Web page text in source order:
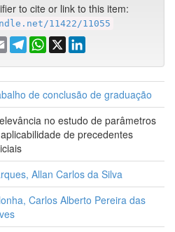
to cite or link to this item:
11422/11055
EmailTelegramWhatsApp
X
de conclusão de graduação
no estudo de parâmetros
de precedentes
Allan Carlos da Silva
Carlos Alberto Pereira das